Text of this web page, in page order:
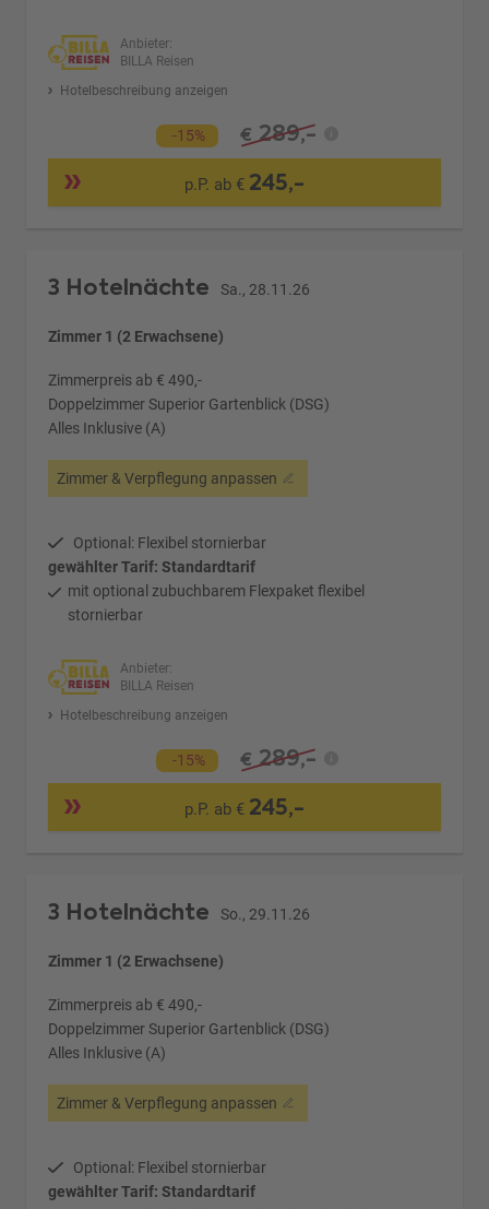
Anbieter:
BILLA Reisen
Hotelbeschreibung anzeigen
-15% € 289,-
p.P. ab € 245,-
3 Hotelnächte Sa., 28.11.26
Zimmer 1 (2 Erwachsene)
Zimmerpreis ab € 490,-
Doppelzimmer Superior Gartenblick (DSG)
Alles Inklusive (A)
Zimmer & Verpflegung anpassen
Optional: Flexibel stornierbar
gewählter Tarif: Standardtarif
mit optional zubuchbarem Flexpaket flexibel
stornierbar
Anbieter:
BILLA Reisen
Hotelbeschreibung anzeigen
-15% € 289,-
p.P. ab € 245,-
3 Hotelnächte So., 29.11.26
Zimmer 1 (2 Erwachsene)
Zimmerpreis ab € 490,-
Doppelzimmer Superior Gartenblick (DSG)
Alles Inklusive (A)
Zimmer & Verpflegung anpassen
Optional: Flexibel stornierbar
gewählter Tarif: Standardtarif